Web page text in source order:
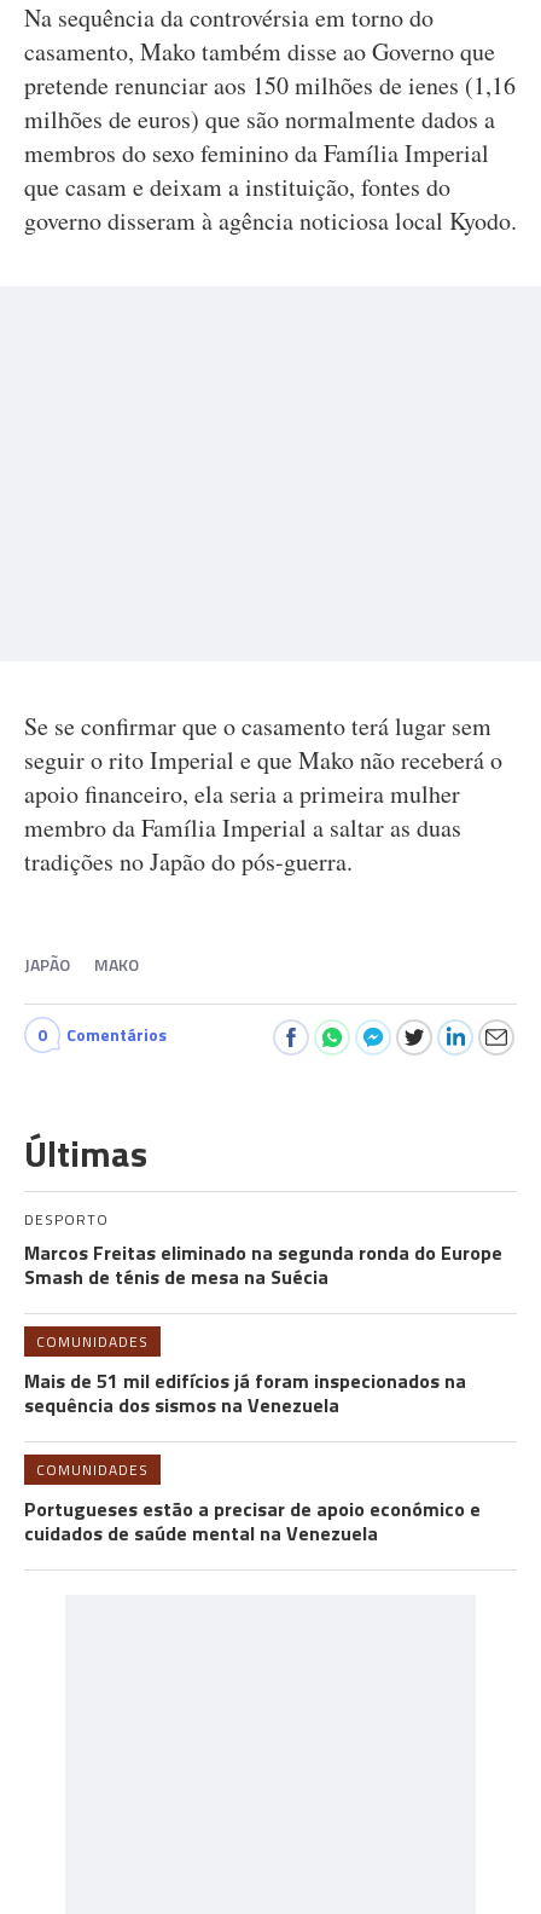
Na sequência da controvérsia em torno do
casamento, Mako também disse ao Governo que
pretende renunciar aos 150 milhões de ienes (1,16
milhões de euros) que são normalmente dados a
membros do sexo feminino da Família Imperial
que casam e deixam a instituição, fontes do
governo disseram à agência noticiosa local Kyodo.
Se se confirmar que o casamento terá lugar sem
seguir o rito Imperial e que Mako não receberá o
apoio financeiro, ela seria a primeira mulher
membro da Família Imperial a saltar as duas
tradições no Japão do pós-guerra.
JAPÃO MAKO
0 Comentários
Últimas
DESPORTO
Marcos Freitas eliminado na segunda ronda do Europe
Smash de ténis de mesa na Suécia
COMUNIDADES
Mais de 51 mil edifícios já foram inspecionados na
sequência dos sismos na Venezuela
COMUNIDADES
Portugueses estão a precisar de apoio económico e
cuidados de saúde mental na Venezuela